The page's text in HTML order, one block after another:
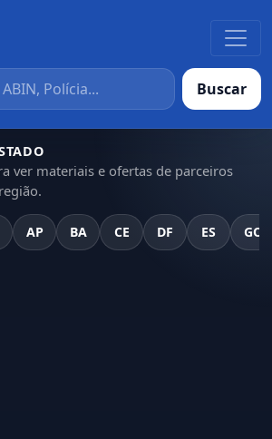
Buscar
ver materiais e ofertas de parceiros
AP BA CE DF ES GO